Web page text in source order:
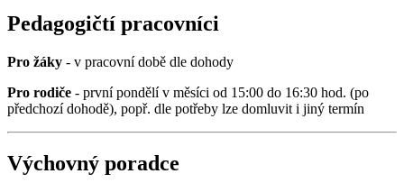
Pedagogičtí pracovníci
Pro žáky - v pracovní době dle dohody
Pro rodiče - první pondělí v měsíci od 15:00 do 16:30 hod. (po
předchozí dohodě), popř. dle potřeby lze domluvit i jiný termín
Výchovný poradce